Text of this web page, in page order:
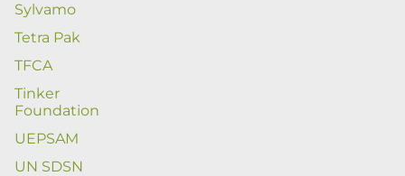
Sylvamo
Tetra Pak
TFCA
Tinker
Foundation
UEPSAM
UN SDSN